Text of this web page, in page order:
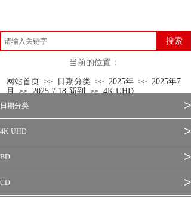
搜索
当前的位置：
网站首页 >> 日期分类 >> 2025年 >> 2025年7
月 >> 2025.7.18 新到 >> 4K UHD
日期分类 >
4K UHD >
BD >
CD >